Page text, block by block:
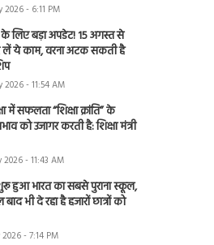
2026 - 6:11 PM
के लिए बड़ा अपडेट! 15 अगस्त से
ये काम, वरना अटक सकती है
2026 - 11:54 AM
में सफलता “शिक्षा क्रांति” के
को उजागर करती है: शिक्षा मंत्री
2026 - 11:43 AM
हुआ भारत का सबसे पुराना स्कूल,
भी दे रहा है हजारों छात्रों को
2026 - 7:14 PM